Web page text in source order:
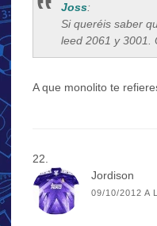
Joss:
Si queréis saber
leed 2061 y 3001.
A que monolito te
Jordison
09/10/2012 A